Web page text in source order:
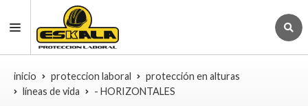
inicio proteccion laboral
protección en alturas
líneas de vida
- HORIZONTALES